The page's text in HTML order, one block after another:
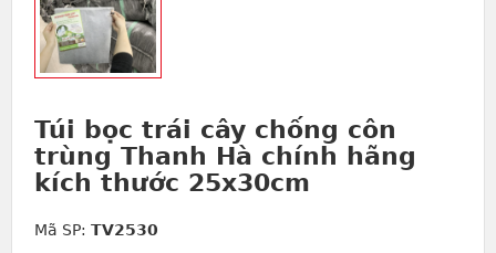
Túi bọc trái cây chống côn
trùng Thanh Hà chính hãng
kích thước 25x30cm
Mã SP: TV2530